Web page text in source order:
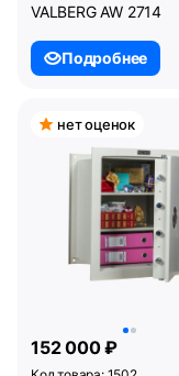
VALBERG AW 2714
Подробнее
нет оценок
152 000 ₽